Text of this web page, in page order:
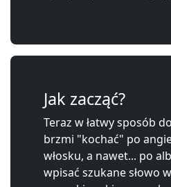
Jak zacząć?
Teraz w łatwy sposób
brzmi "kochać" po
włosku, a nawet... po
wpisać szukane słowo